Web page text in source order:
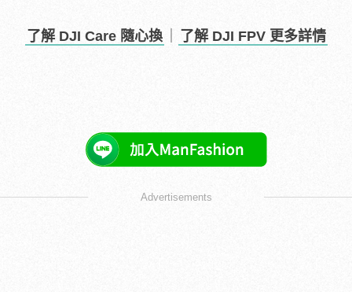
了解 DJI Care 隨心換 了解 DJI FPV 更多詳情
Advertisements